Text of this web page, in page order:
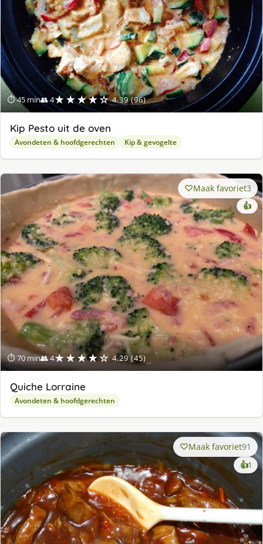
⏱ 45 min👥 4★★★★☆ 4.39 (96)
Kip Pesto uit de oven
Avondeten & hoofdgerechten Kip & gevogelte
⏱ 70 min👥 4★★★★☆ 4.29 (45)
Maak favoriet3
👍
Quiche Lorraine
Avondeten & hoofdgerechten
Maak favoriet91
👍1